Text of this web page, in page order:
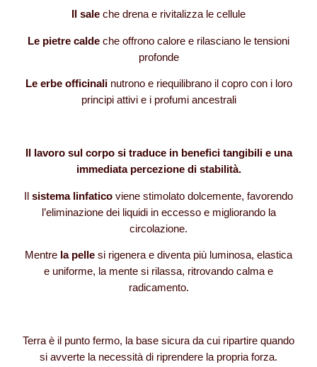
Il sale che drena e rivitalizza le cellule
Le pietre calde che offrono calore e rilasciano le tensioni
profonde
Le erbe officinalinutrono e riequilibrano il copro con i loro
principi attivi e i profumi ancestrali
Il lavoro sul corpo si traduce in benefici tangibili e una
immediata percezione di stabilità.
sistema linfatico viene stimolato dolcemente, favorendo
l’eliminazione dei liquidi in eccesso e migliorando la
circolazione.
Mentre la pelle si rigenera e diventa più luminosa, elastica
e uniforme, la mente si rilassa, ritrovando calma e
radicamento.
Terra è il punto fermo, la base sicura da cui ripartire quando
si avverte la necessità di riprendere la propria forza.